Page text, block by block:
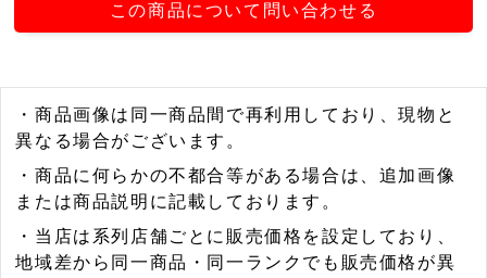
この商品について問い合わせる
・商品画像は同一商品間で再利用しており、現物と
異なる場合がございます。
・商品に何らかの不都合等がある場合は、追加画像
または商品説明に記載しております。
・当店は系列店舗ごとに販売価格を設定しており、
地域差から同一商品・同一ランクでも販売価格が異